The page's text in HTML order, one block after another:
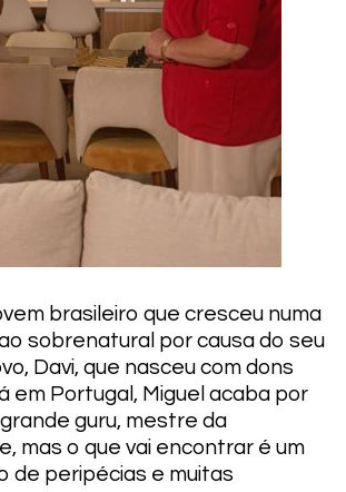
brasileiro que cresceu numa
sobrenatural por causa do seu
Davi, que nasceu com dons
em Portugal, Miguel acaba por
guru, mestre da
mas o que vai encontrar é um
de peripécias e muitas